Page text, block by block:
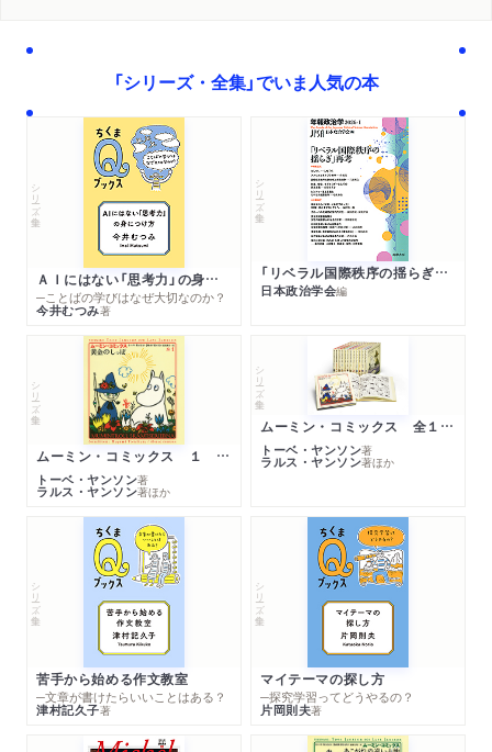
「シリーズ・全集」でいま人気の本
シリーズ・全集
ＡＩにはない「思考力」の身につけ方
─ことばの学びはなぜ大切なのか？
今井むつみ著
シリーズ・全集
「リベラル国際秩序の揺らぎ」再考 年報政治学２０２６‐Ⅰ
日本政治学会編
シリーズ・全集
ムーミン・コミックス １ 黄金のしっぽ
トーベ・ヤンソン著
ラルス・ヤンソン著ほか
シリーズ・全集
ムーミン・コミックス 全１４巻セット
トーベ・ヤンソン著
ラルス・ヤンソン著ほか
シリーズ・全集
苦手から始める作文教室
─文章が書けたらいいことはある？
津村記久子著
シリーズ・全集
マイテーマの探し方
─探究学習ってどうやるの？
片岡則夫著